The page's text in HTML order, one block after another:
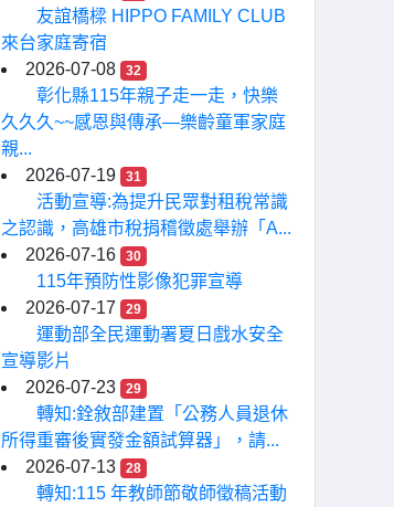
友誼橋樑 HIPPO FAMILY CLUB
來台家庭寄宿
2026-07-08
32
彰化縣115年親子走一走，快樂
久久久~~感恩與傳承—樂齡童軍家庭
親...
2026-07-19
31
活動宣導:為提升民眾對租稅常識
之認識，高雄市稅捐稽徵處舉辦「A...
2026-07-16
30
115年預防性影像犯罪宣導
2026-07-17
29
運動部全民運動署夏日戲水安全
宣導影片
2026-07-23
29
轉知:銓敘部建置「公務人員退休
所得重審後實發金額試算器」，請...
2026-07-13
28
轉知:115 年教師節敬師徵稿活動